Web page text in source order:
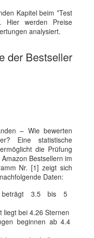
Kapitel beim *Test
Hier werden Preise
analysiert.
der Bestseller
– Wie bewerten
Eine statistische
die Prüfung
Bestsellern im
Nr. [1] zeigt sich
Daten:
beträgt 3.5 bis 5
liegt bei 4.26 Sternen
beginnen ab 4.4